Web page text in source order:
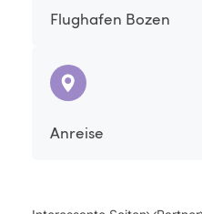
Flughafen Bozen
Anreise